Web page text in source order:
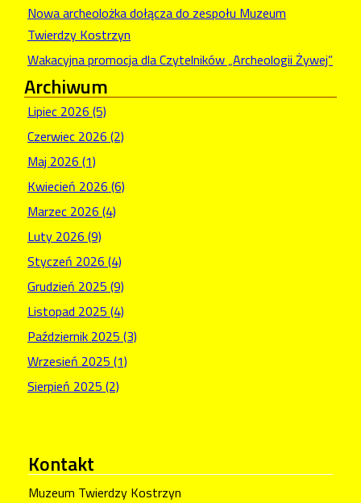
Nowa archeolożka dołącza do zespołu Muzeum
Twierdzy Kostrzyn
Wakacyjna promocja dla Czytelników „Archeologii Żywej”
Archiwum
Lipiec 2026 (5)
Czerwiec 2026 (2)
Maj 2026 (1)
Kwiecień 2026 (6)
Marzec 2026 (4)
Luty 2026 (9)
Styczeń 2026 (4)
Grudzień 2025 (9)
Listopad 2025 (4)
Październik 2025 (3)
Wrzesień 2025 (1)
Sierpień 2025 (2)
Kontakt
Muzeum Twierdzy Kostrzyn